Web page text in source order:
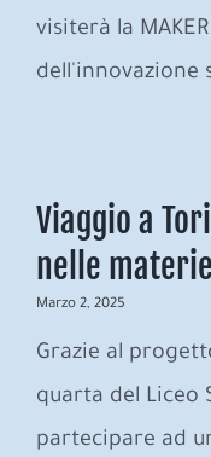
visiterà la
dell'innovazione
Viaggio a
nelle materie
Marzo 2, 2025
Grazie al
quarta del Liceo
partecipare ad